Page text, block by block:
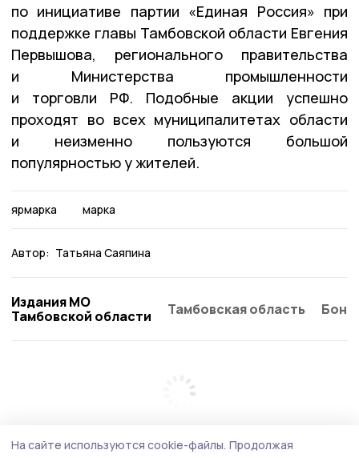
по инициативе партии «Единая Россия» при
поддержке главы Тамбовской области Евгения
Первышова, регионального правительства
и Министерства промышленности
и торговли РФ. Подобные акции успешно
проходят во всех муниципалитетах области
и неизменно пользуются большой
популярностью у жителей.
ярмарка марка
Автор: Татьяна Саяпина
Издания МО
Тамбовской области
Тамбовская область
На сайте используются cookie-файлы. Продолжая